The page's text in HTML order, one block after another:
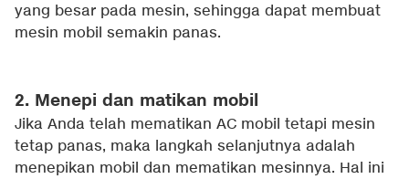
yang besar pada mesin, sehingga dapat membuat
mesin mobil semakin panas.
2. Menepi dan matikan mobil
Jika Anda telah mematikan AC mobil tetapi mesin
tetap panas, maka langkah selanjutnya adalah
menepikan mobil dan mematikan mesinnya. Hal ini